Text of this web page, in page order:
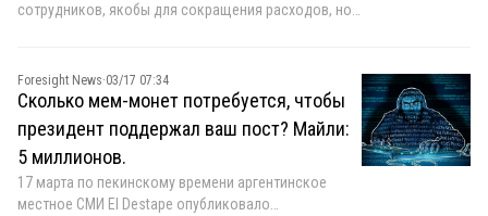
сотрудников, якобы для сокращения расходов, но
компания ускоряет реструктуризацию,
ориентируясь на «ИИ в первую очередь», что может
увеличить разрыв между ней и конкурентами.
Foresight News·03/17 07:34
Сколько мем-монет потребуется, чтобы
президент поддержал ваш пост? Майли:
5 миллионов.
17 марта по пекинскому времени аргентинское
местное СМИ El Destape опубликовало